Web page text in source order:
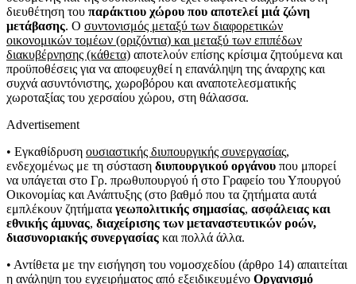
διευθέτηση του παράκτιου χώρου που αποτελεί μιά ζώνη
μετάβασης. Ο συντονισμός μεταξύ των διαφορετικών
οικονομικών τομέων (οριζόντια) και μεταξύ των επιπέδων
διακυβέρνησης (κάθετα) αποτελούν επίσης κρίσιμα ζητούμενα και
προϋποθέσεις για να αποφευχθεί η επανάληψη της άναρχης και
συχνά ασυντόνιστης, χωροβόρου και αναποτελεσματικής
χωροταξίας του χερσαίου χώρου, στη θάλασσα.
Advertisement
• Εγκαθίδρυση ουσιαστικής διυπουργικής συνεργασίας,
ενδεχομένως με τη σύσταση διυπουργικού οργάνου που μπορεί
να υπάγεται στο Γρ. πρωθυπουργού ή στο Γραφείο του Υπουργού
Οικονομίας και Ανάπτυξης (στο βαθμό που τα ζητήματα αυτά
εμπλέκουν ζητήματα γεωπολιτικής σημασίας, ασφάλειας και
εθνικής άμυνας, διαχείρισης των μεταναστευτικών ροών,
διασυνοριακής συνεργασίας και πολλά άλλα.
• Αντίθετα με την εισήγηση του νομοσχεδίου (άρθρο 14) απαιτείται
η ανάληψη του εγχειρήματος από εξειδικευμένο Οργανισμό